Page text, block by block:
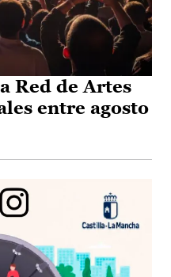
Red de Artes
entre agosto